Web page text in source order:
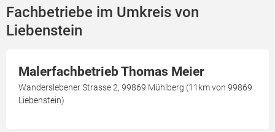
Fachbetriebe im Umkreis von
Liebenstein
Malerfachbetrieb Thomas Meier
Wanderslebener Strasse 2, 99869 Mühlberg (11km von 99869
Liebenstein)